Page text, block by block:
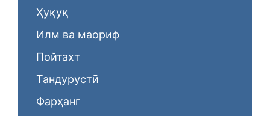
Ҳуқуқ
Илм ва маориф
Пойтахт
Тандурустӣ
Фарҳанг